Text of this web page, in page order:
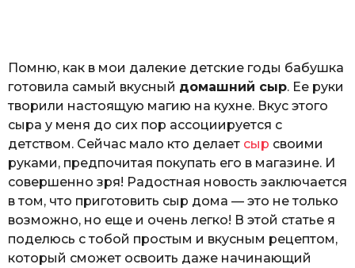
Помню, как в мои далекие детские годы бабушка
готовила самый вкусный домашний сыр. Ее руки
творили настоящую магию на кухне. Вкус этого
сыра у меня до сих пор ассоциируется с
детством. Сейчас мало кто делает сыр своими
руками, предпочитая покупать его в магазине. И
совершенно зря! Радостная новость заключается
в том, что приготовить сыр дома — это не только
возможно, но еще и очень легко! В этой статье я
поделюсь с тобой простым и вкусным рецептом,
который сможет освоить даже начинающий